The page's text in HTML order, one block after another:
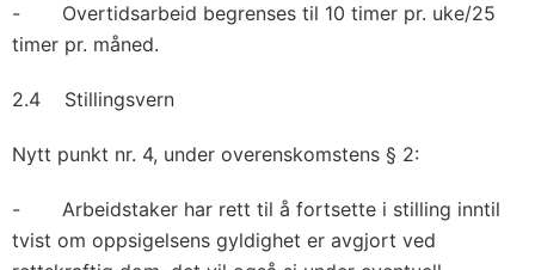
- Overtidsarbeid begrenses til 10 timer pr. uke/25
timer pr. måned.
2.4 Stillingsvern
Nytt punkt nr. 4, under overenskomstens § 2:
- Arbeidstaker har rett til å fortsette i stilling inntil
tvist om oppsigelsens gyldighet er avgjort ved